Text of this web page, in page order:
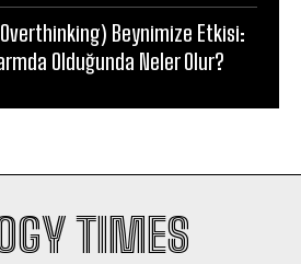
Beynimize Etkisi:
Olduğunda Neler Olur?
TIMES